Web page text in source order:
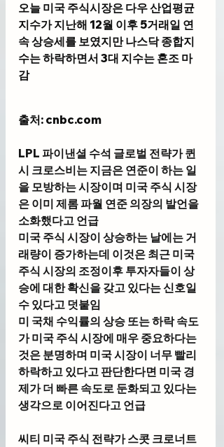
오늘 미국 주식시장은 다우 산업평균
지수가 지난해 12월 이후 5거래일 연
속 상승세를 보였지만 나스닥 종합지
수는 하락하면서 3대 지수는 혼조 마
감
출처: cnbc.com
LPL 파이낸셜 수석 글로벌 전략가 퀸
시 크로스비는 지금은 연준이 하는 일
을 모방하는 시장이며 미국 주식 시장
은 이미 제롬 파월 연준 의장의 발언을
소화했다고 언급
미국 주식 시장이 상승하는 날에는 거
래량이 증가하는데 이것은 최근 미국
주식 시장의 조정이후 투자자들이 상
승에 대한 확신을 갖고 있다는 신호일
수 있다고 덧붙임
미 국채 수익률의 상승 또는 하락 속도
가 미국 주식 시장에 매우 중요하다는
것은 분명하며 미국 시장이 너무 빨리
하락하고 있다고 판단한다면 미국 경
제가 더 빠른 속도로 둔화되고 있다는
생각으로 이어진다고 언급
씨티 미국 주식 전략가 스콧 크로너트